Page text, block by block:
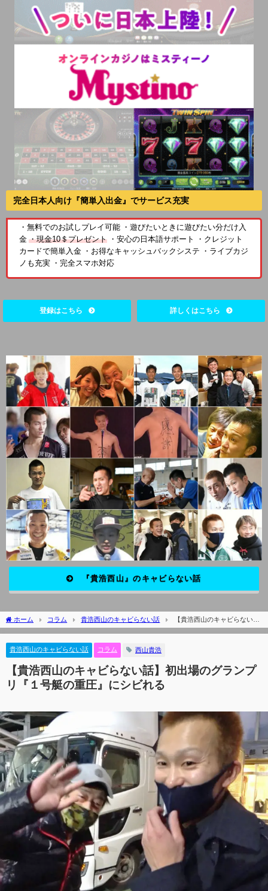
完全日本人向け『簡単入出金』でサービス充実
・無料でのお試しプレイ可能 ・遊びたいときに遊びたい分だけ入
金・現金10＄プレゼント ・安心の日本語サポート ・クレジット
カードで簡単入金 ・お得なキャッシュバックシステ ・ライブカジ
ノも充実 ・完全スマホ対応
登録はこちら 詳しくはこちら
『貴浩西山』のキャビらない話
ホーム コラム 貴浩西山のキャビらない話
【貴浩西山のキャビらない
話】初出場のグランプリ『１号艇の重圧』にシビれる
貴浩西山のキャビらない話 コラム 西山貴浩
【貴浩西山のキャビらない話】初出場のグランプ
リ『１号艇の重圧』にシビれる